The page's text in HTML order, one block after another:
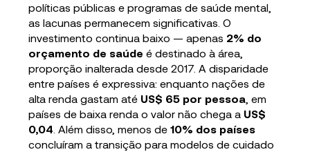
políticas públicas e programas de saúde mental,
as lacunas permanecem significativas. O
investimento continua baixo — apenas 2% do
orçamento de saúde é destinado à área,
proporção inalterada desde 2017. A disparidade
entre países é expressiva: enquanto nações de
alta renda gastam até US$ 65 por pessoa , em
países de baixa renda o valor não chega a US$
0,04 . Além disso, menos de10% dos países
concluíram a transição para modelos de cuidado